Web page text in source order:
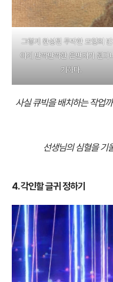
그렇게 완성된 투박한 모양의
이게 반짝반짝한 은반지가 된다
기하다.
사실 큐빅을 배치하는 작업
선생님의 심혈을 기
4. 각인할 글귀 정하기